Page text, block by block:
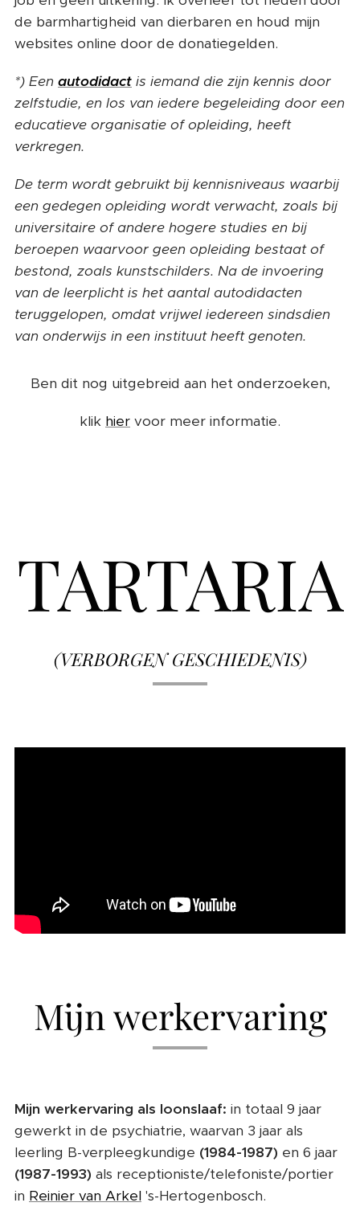
de barmhartigheid van dierbaren en houd mijn
websites online door de donatiegelden.
*) Een autodidact is iemand die zijn kennis door
zelfstudie, en los van iedere begeleiding door een
educatieve organisatie of opleiding, heeft
verkregen.
De term wordt gebruikt bij kennisniveaus waarbij
een gedegen opleiding wordt verwacht, zoals bij
universitaire of andere hogere studies en bij
beroepen waarvoor geen opleiding bestaat of
bestond, zoals kunstschilders. Na de invoering
van de leerplicht is het aantal autodidacten
teruggelopen, omdat vrijwel iedereen sindsdien
van onderwijs in een instituut heeft genoten.
Ben dit nog uitgebreid aan het onderzoeken,
klik hier voor meer informatie.
TARTARIA
(VERBORGEN GESCHIEDENIS)
Mijn werkervaring
Mijn werkervaring als loonslaaf: in totaal 9 jaar
gewerkt in de psychiatrie, waarvan 3 jaar als
leerling B-verpleegkundige (1984-1987) en 6 jaar
(1987-1993) als receptioniste/telefoniste/portier
in Reinier van Arkel 's-Hertogenbosch.